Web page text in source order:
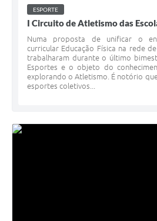
ESPORTE
I Circuito de Atletismo das
Numa proposta de unificar o
curricular Educação Física na rede
trabalharam durante o último
Esportes e o objeto do
explorando o Atletismo. É notório
esportes coletivos...